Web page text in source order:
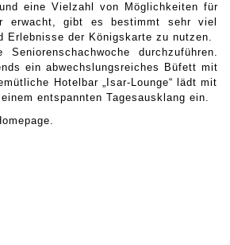
eine Vielzahl von Möglichkeiten für
erwacht, gibt es bestimmt sehr viel
Erlebnisse der Königskarte zu nutzen.
durchzuführen.
ein abwechslungsreiches Büfett mit
Hotelbar „Isar-Lounge“ lädt mit
entspannten Tagesausklang ein.